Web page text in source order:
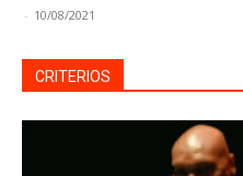
- 10/08/2021
CRITERIOS